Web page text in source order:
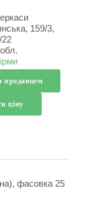
159/3,
продавцем
ціну
фасовка 25